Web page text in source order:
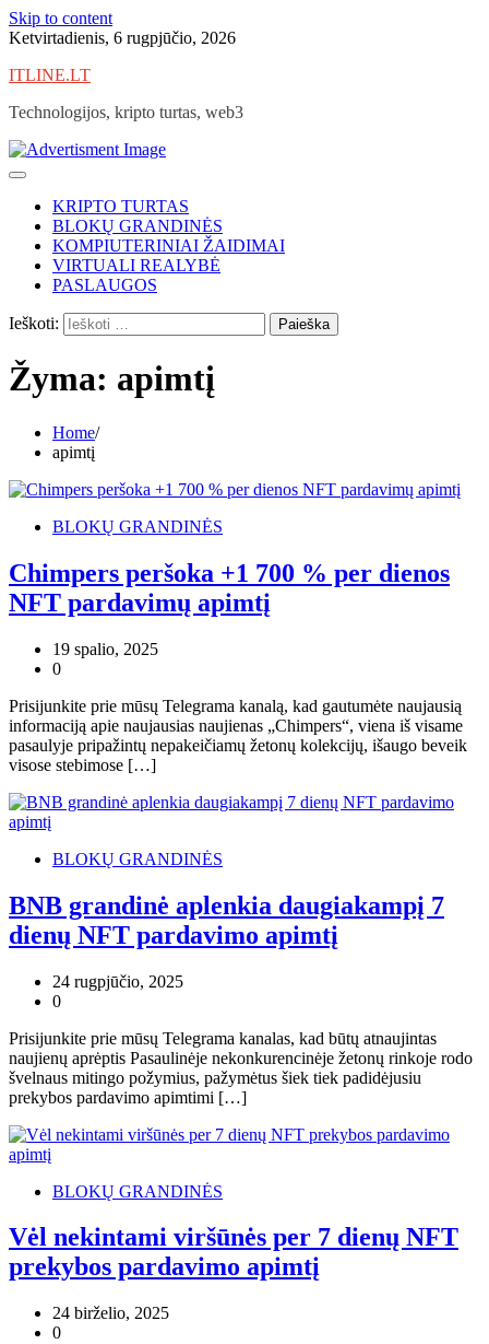
Skip to content
Ketvirtadienis, 6 rugpjūčio, 2026
ITLINE.LT
Technologijos, kripto turtas, web3
KRIPTO TURTAS
BLOKŲ GRANDINĖS
KOMPIUTERINIAI ŽAIDIMAI
VIRTUALI REALYBĖ
PASLAUGOS
Ieškoti:
Žyma: apimtį
Home
apimtį
BLOKŲ GRANDINĖS
Chimpers peršoka +1 700 % per dienos
NFT pardavimų apimtį
19 spalio, 2025
0
Prisijunkite prie mūsų Telegrama kanalą, kad gautumėte naujausią
informaciją apie naujausias naujienas „Chimpers“, viena iš visame
pasaulyje pripažintų nepakeičiamų žetonų kolekcijų, išaugo beveik
visose stebimose […]
BLOKŲ GRANDINĖS
BNB grandinė aplenkia daugiakampį 7
dienų NFT pardavimo apimtį
24 rugpjūčio, 2025
0
Prisijunkite prie mūsų Telegrama kanalas, kad būtų atnaujintas
naujienų aprėptis Pasaulinėje nekonkurencinėje žetonų rinkoje rodo
švelnaus mitingo požymius, pažymėtus šiek tiek padidėjusiu
prekybos pardavimo apimtimi […]
BLOKŲ GRANDINĖS
Vėl nekintami viršūnės per 7 dienų NFT
prekybos pardavimo apimtį
24 birželio, 2025
0